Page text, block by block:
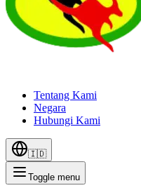
Tentang Kami
Negara
Hubungi Kami
🇮🇩
Toggle menu